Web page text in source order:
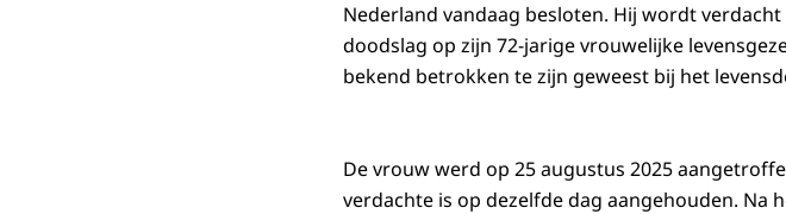
Nederland vandaag besloten. Hij wordt
doodslag op zijn 72-jarige vrouwelijke
bekend betrokken te zijn geweest bij het
De vrouw werd op 25 augustus 2025
verdachte is op dezelfde dag aangehouden.